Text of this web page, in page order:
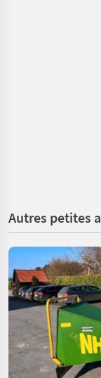
Autres petites